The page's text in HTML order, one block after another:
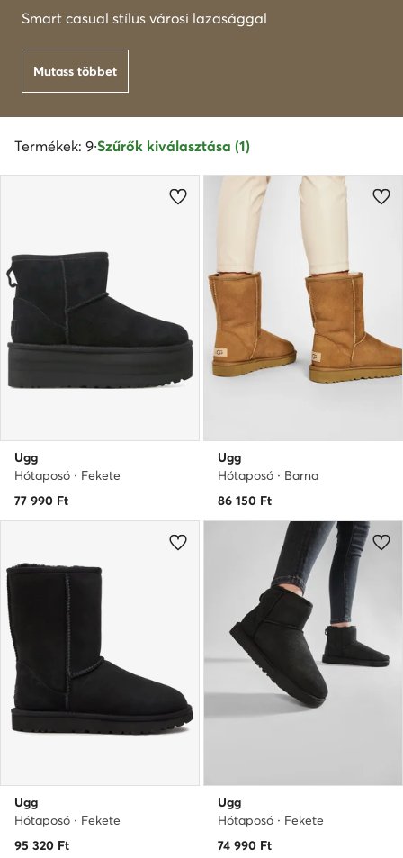
Smart casual stílus városi lazasággal
Mutass többet
Termékek: 9·Szűrők kiválasztása (1)
Ugg
Hótaposó · Fekete
77 990 Ft
Ugg
Hótaposó · Barna
86 150 Ft
Ugg
Hótaposó · Fekete
95 320 Ft
Ugg
Hótaposó · Fekete
74 990 Ft